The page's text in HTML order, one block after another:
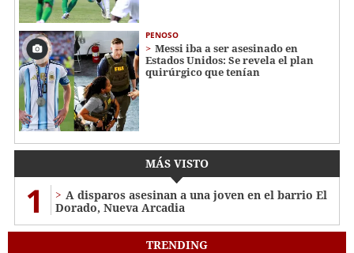
PENOSO
Messi iba a ser asesinado en
Estados Unidos: Se revela el plan
quirúrgico que tenían
MÁS VISTO
1
A disparos asesinan a una joven en el barrio El
Dorado, Nueva Arcadia
TRENDING